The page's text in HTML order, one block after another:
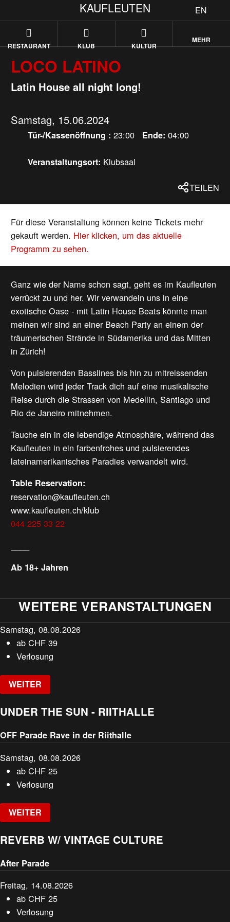
EN
KAUFLEUTEN
RESTAURANT KLUB KULTUR
MEHR
LOCO LATINO
Latin House all night long!
Samstag, 15.06.2024
Tür-/Kassenöffnung : 23:00 Ende: 04:00
Veranstaltungsort: Klubsaal
TEILEN
Für diese Veranstaltung können keine Tickets mehr
gekauft werden. Hier klicken, um das aktuelle
Programm zu sehen.
Ganz wie der Name schon sagt, geht es im Kaufleuten
verrückt zu und her. Wir verwandeln uns in eine
exotische Oase - mit Latin House Beats könnte man
meinen wir sind an einer Beach Party an einem der
träumerischen Strände in Südamerika und das Mitten
in Zürich!
Von pulsierenden Basslines bis hin zu mitreissenden
Melodien wird jeder Track dich auf eine musikalische
Reise durch die Strassen von Medellin, Santiago und
Rio de Janeiro mitnehmen.
Tauche ein in die lebendige Atmosphäre, während das
Kaufleuten in ein farbenfrohes und pulsierendes
lateinamerikanisches Paradies verwandelt wird.
Table Reservation:
reservation@kaufleuten.ch
www.kaufleuten.ch/klub
044 225 33 22
Ab 18+ Jahren
WEITERE VERANSTALTUNGEN
Samstag, 08.08.2026
abCHF 39
Verlosung
WEITER
UNDER THE SUN - RIITHALLE
OFF Parade Rave in der Riithalle
Samstag, 08.08.2026
abCHF 25
Verlosung
WEITER
REVERB W/ VINTAGE CULTURE
After Parade
Freitag, 14.08.2026
abCHF 25
Verlosung